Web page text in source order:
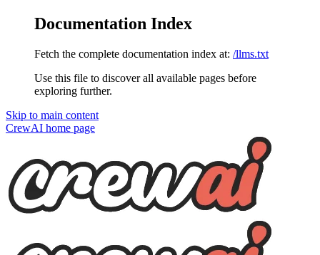
Documentation Index
Fetch the complete documentation index at: /llms.txt
Use this file to discover all available pages before
exploring further.
Skip to main content
CrewAI home page